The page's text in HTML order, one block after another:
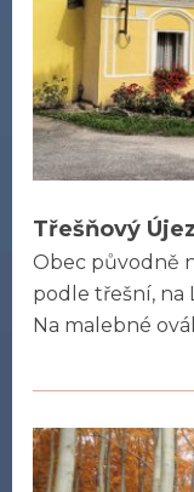
Třešňový
Obec původně
podle třešní, na
Na malebné